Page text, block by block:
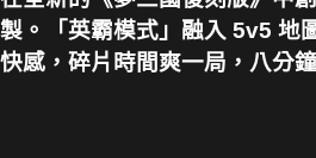
製。「英霸模式」融入 5v5 地
快感，碎片時間爽一局，八分